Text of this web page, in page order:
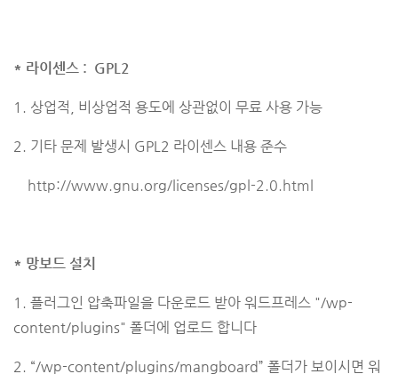
* 라이센스 : GPL2
1. 상업적, 비상업적 용도에 상관없이 무료 사용 가능
2. 기타 문제 발생시 GPL2 라이센스 내용 준수
http://www.gnu.org/licenses/gpl-2.0.html
* 망보드 설치
1. 플러그인 압축파일을 다운로드 받아 워드프레스 "/wp-
content/plugins" 폴더에 업로드 합니다
2. “/wp-content/plugins/mangboard” 폴더가 보이시면 워